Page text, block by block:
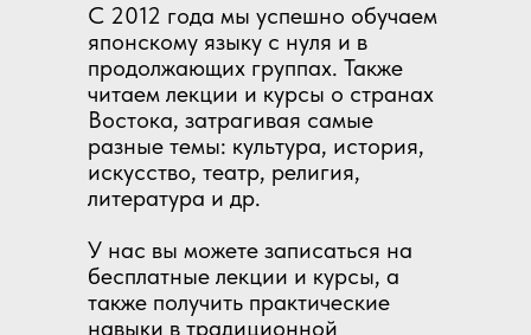
С 2012 года мы успешно обучаем
японскому языку с нуля и в
продолжающих группах. Также
читаем лекции и курсы о странах
Востока, затрагивая самые
разные темы: культура, история,
искусство, театр, религия,
литература и др.
У нас вы можете записаться на
бесплатные лекции и курсы, а
также получить практические
навыки в традиционной